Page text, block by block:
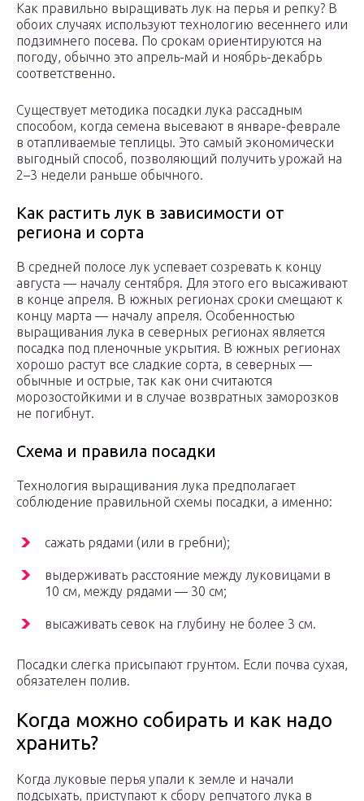
Как правильно выращивать лук на перья и репку? В
обоих случаях используют технологию весеннего или
подзимнего посева. По срокам ориентируются на
погоду, обычно это апрель-май и ноябрь-декабрь
соответственно.
Существует методика посадки лука рассадным
способом, когда семена высевают в январе-феврале
в отапливаемые теплицы. Это самый экономически
выгодный способ, позволяющий получить урожай на
2–3 недели раньше обычного.
Как растить лук в зависимости от
региона и сорта
В средней полосе лук успевает созревать к концу
августа — началу сентября. Для этого его высаживают
в конце апреля. В южных регионах сроки смещают к
концу марта — началу апреля. Особенностью
выращивания лука в северных регионах является
посадка под пленочные укрытия. В южных регионах
хорошо растут все сладкие сорта, в северных —
обычные и острые, так как они считаются
морозостойкими и в случае возвратных заморозков
не погибнут.
Схема и правила посадки
Технология выращивания лука предполагает
соблюдение правильной схемы посадки, а именно:
сажать рядами (или в гребни);
выдерживать расстояние между луковицами в
10 см, между рядами — 30 см;
высаживать севок на глубину не более 3 см.
Посадки слегка присыпают грунтом. Если почва сухая,
обязателен полив.
Когда можно собирать и как надо
хранить?
Когда луковые перья упали к земле и начали
подсыхать, приступают к сбору репчатого лука в